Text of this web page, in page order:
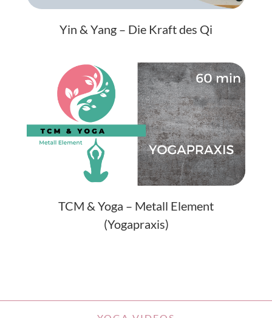
Yin & Yang – Die Kraft des Qi
TCM & Yoga – Metall Element
(Yogapraxis)